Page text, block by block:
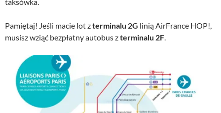
Pamiętaj! Jeśli macie lot zterminalu 2G linią AirFrance HOP!,
musisz wziąć bezpłatny autobus zterminalu 2F